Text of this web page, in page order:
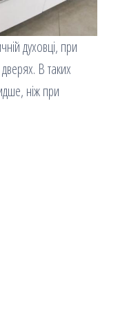
духовці, при
дверях. В таких
ніж при